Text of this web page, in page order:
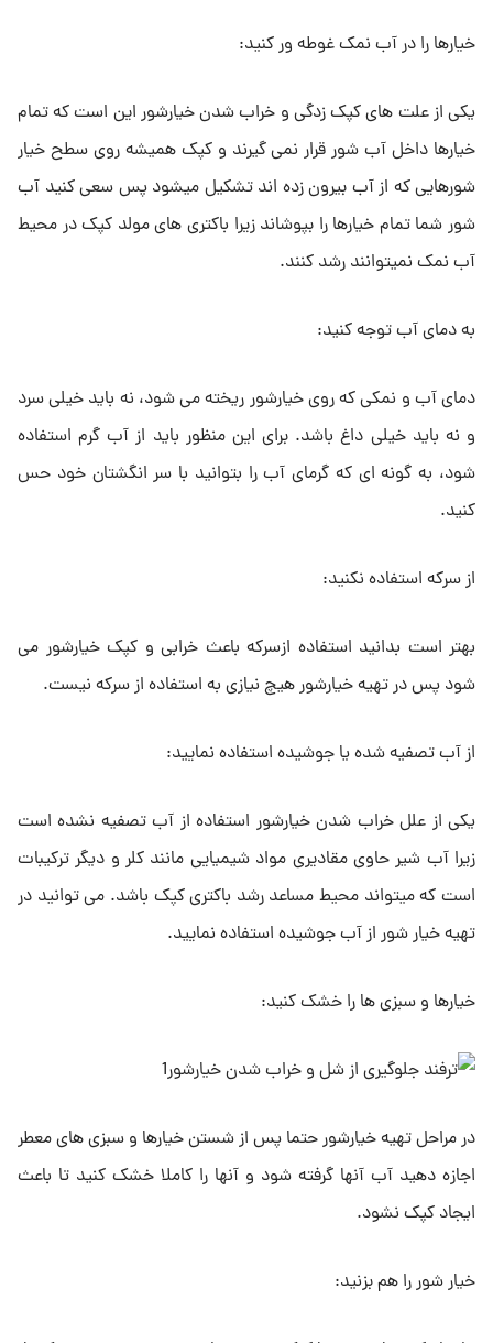
خیارها را در آب نمک غوطه ور کنید:
یکی از علت های کپک زدگی و خراب شدن خیارشور این است که تمام
خیارها داخل آب شور قرار نمی گیرند و کپک همیشه روی سطح خیار
شورهایی که از آب بیرون زده اند تشکیل میشود پس سعی کنید آب
شور شما تمام خیارها را بپوشاند زیرا باکتری های مولد کپک در محیط
آب نمک نمیتوانند رشد کنند.
به دمای آب توجه کنید:
دمای آب و نمکی که روی خیارشور ریخته می شود، نه باید خیلی سرد
و نه باید خیلی داغ باشد. برای این منظور باید از آب گرم استفاده
شود، به گونه ای که گرمای آب را بتوانید با سر انگشتان خود حس
کنید.
از سرکه استفاده نکنید:
بهتر است بدانید استفاده ازسرکه باعث خرابی و کپک خیارشور می
شود پس در تهیه خیارشور هیچ نیازی به استفاده از سرکه نیست.
از آب تصفیه شده یا جوشیده استفاده نمایید:
یکی از علل خراب شدن خیارشور استفاده از آب تصفیه نشده است
زیرا آب شیر حاوی مقادیری مواد شیمیایی مانند کلر و دیگر ترکیبات
است که میتواند محیط مساعد رشد باکتری کپک باشد. می توانید در
تهیه خیار شور از آب جوشیده استفاده نمایید.
خیارها و سبزی ها را خشک کنید:
در مراحل تهیه خیارشور حتما پس از شستن خیارها و سبزی های معطر
اجازه دهید آب آنها گرفته شود و آنها را کاملا خشک کنید تا باعث
ایجاد کپک نشود.
خیار شور را هم بزنید: